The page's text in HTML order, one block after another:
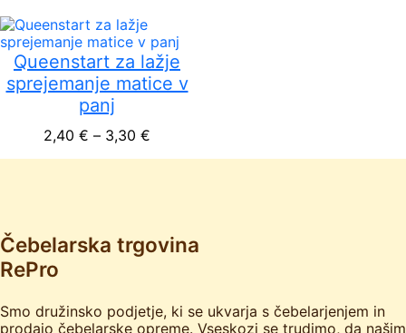
Queenstart za lažje
sprejemanje matice v
panj
2,40 € – 3,30 €
Čebelarska trgovina
RePro
Smo družinsko podjetje, ki se ukvarja s čebelarjenjem in
prodajo čebelarske opreme. Vseskozi se trudimo, da našim